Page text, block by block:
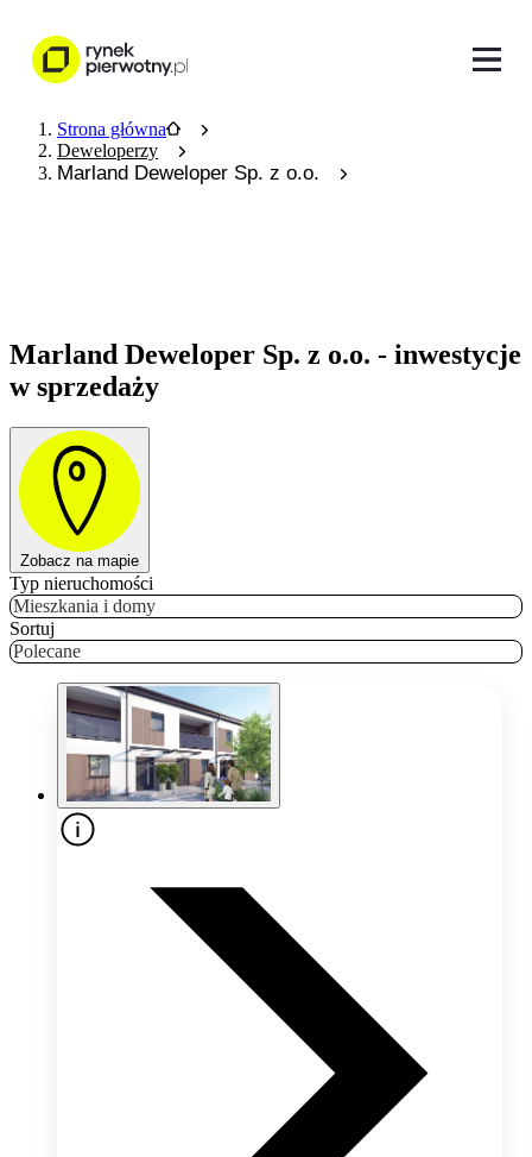
Strona główna
Deweloperzy
Marland Deweloper Sp. z o.o.
Marland Deweloper Sp. z o.o. - inwestycje
w sprzedaży
Zobacz na mapie
Typ nieruchomości
Mieszkania i domy
Sortuj
Polecane